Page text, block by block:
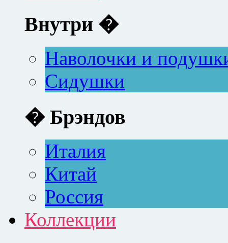
Внутри �
Наволочки и
Сидушки
� Брэндов
Италия
Китай
Россия
Коллекции